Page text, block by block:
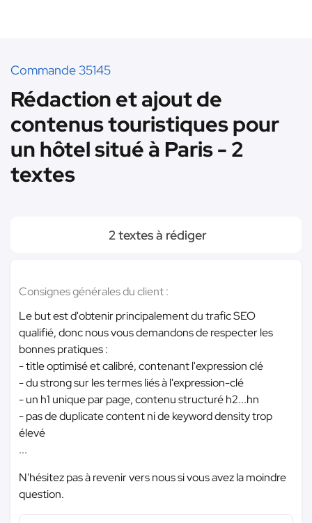
Commande 35145
Rédaction et ajout de
contenus touristiques pour
un hôtel situé à Paris - 2
textes
2 textes à rédiger
Consignes générales du client :
Le but est d'obtenir principalement du trafic SEO
qualifié, donc nous vous demandons de respecter les
bonnes pratiques :
- title optimisé et calibré, contenant l'expression clé
- du strong sur les termes liés à l'expression-clé
- un h1 unique par page, contenu structuré h2...hn
- pas de duplicate content ni de keyword density trop
élevé
...
N'hésitez pas à revenir vers nous si vous avez la moindre
question.